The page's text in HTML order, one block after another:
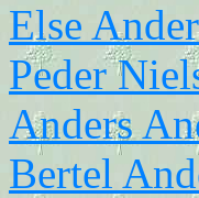
Else
Peder
Anders
Bertel